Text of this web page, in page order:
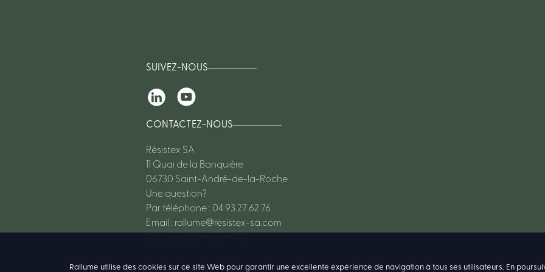
Rallume utilise des cookies sur ce site Web pour garantir une excellente expérience de navigation à tous ses utilisateurs. En
SUIVEZ-NOUS
CONTACTEZ-NOUS
Résistex SA
11 Quai de la Banquière
06730 Saint-André-de-la-Roche
Une question?
Par téléphone : 04 93 27 62 76
Email : rallume@resistex-sa.com